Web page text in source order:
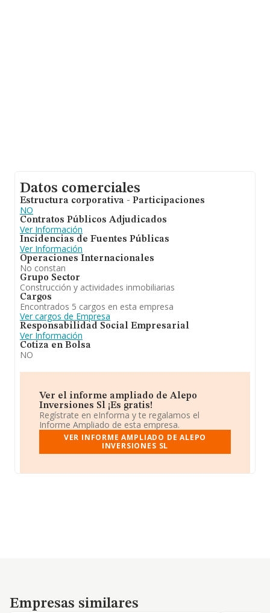
Datos comerciales
Estructura corporativa - Participaciones
NO
Contratos Públicos Adjudicados
Ver Información
Incidencias de Fuentes Públicas
Ver Información
Operaciones Internacionales
No constan
Grupo Sector
Construcción y actividades inmobiliarias
Cargos
Encontrados 5 cargos en esta empresa
Ver cargos de Empresa
Responsabilidad Social Empresarial
Ver Información
Cotiza en Bolsa
NO
Ver el informe ampliado de Alepo
Inversiones Sl ¡Es gratis!
Regístrate en eInforma y te regalamos el
Informe Ampliado de esta empresa.
VER INFORME AMPLIADO DE ALEPO
INVERSIONES SL
Empresas similares
Empresas similares